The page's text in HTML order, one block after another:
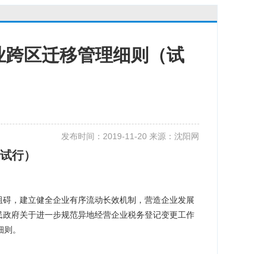
区迁移管理细则（试
发布时间：2019-11-20 来源：沈阳网
行）
， 建立健全企业有序流动长效机制，营造企业发展
府关于进一步规范异地经营企业税务登记变更工作
。